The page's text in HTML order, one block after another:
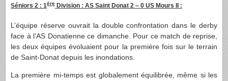
Séniors 2 : 1ère Division : AS Saint Donat 2 – 0 US Mours II :
L’équipe réserve ouvrait la double confrontation dans le derby
face à l’AS Donatienne ce dimanche. Pour ce match de reprise,
les deux équipes évoluaient pour la première fois sur le terrain
de Saint-Donat depuis les inondations.
La première mi-temps est globalement équilibrée, même si les